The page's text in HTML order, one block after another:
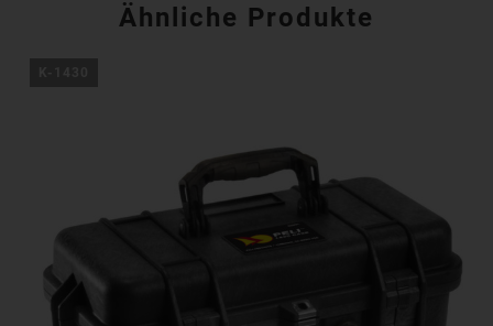
Ähnliche Produkte